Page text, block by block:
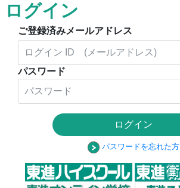
ログイン
ご登録済みメールアドレス
パスワード
ログイン
パスワードを忘れた方